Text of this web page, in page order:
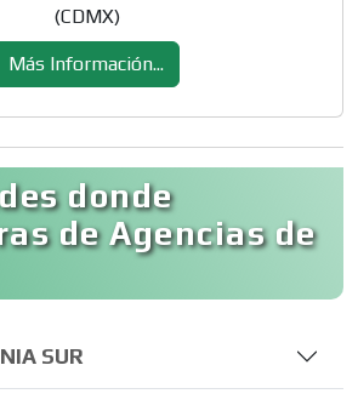
(CDMX)
Más Información...
donde
de Agencias de
SUR